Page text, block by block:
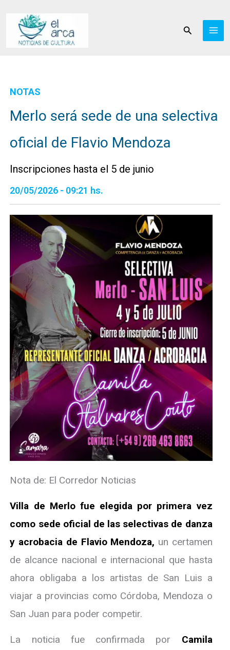
contenido
Buscar
NOTAS
Merlo será sede de una selectiva
oficial de Flavio Mendoza
Inscripciones hasta el 5 de junio
20/05/2026 - 09:21 hs.
Nota de: El Corredor Noticias
Villa de Merlo fue elegida por primera vez
como sede oficial de las selectivas de danza
y acrobacia de Flavio Mendoza, un certamen
de alcance nacional e internacional que hasta
ahora obligaba a los artistas de San Luis a
viajar a provincias como Córdoba, Mendoza o
San Juan para poder competir.
La noticia fue confirmada por Camila